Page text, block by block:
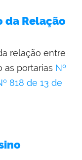
da Relação
relação entre
as portarias Nº
818 de 13 de